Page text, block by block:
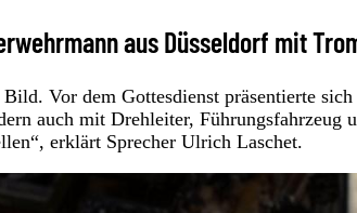
aus Düsseldorf mit
Vor dem Gottesdienst präsentierte
auch mit Drehleiter,
erklärt Sprecher Ulrich Laschet.